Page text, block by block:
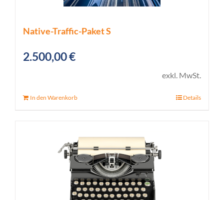
Native-Traffic-Paket S
2.500,00€
exkl. MwSt.
In den Warenkorb Details